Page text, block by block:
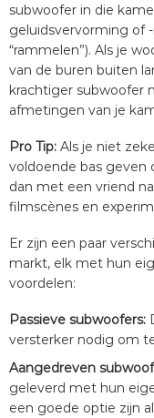
subwoofer in die
geluidsvervorming of
“rammelen”). Als je
van de buren buiten
krachtiger subwoofer
afmetingen van je
Pro Tip: Als je niet
voldoende bas geven
dan met een vriend
filmscènes en
Er zijn een paar
markt, elk met hun
voordelen:
Passieve subwoofers:
versterker nodig om
Aangedreven
geleverd met hun
een goede optie zijn